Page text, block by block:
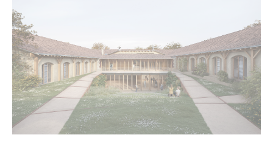
Affichage Légal
Finances
Les commissions municipales
Proximité et vie des quartiers
Senlis soutient le GHPSO
Soutien aux Ukrainiens
Cérémonies commémoratives
Les cérémonies des Vœux
Senlis, ville en projets
Les Maisons de Quartier
Pôle d’Échange Multimodal (PEM)